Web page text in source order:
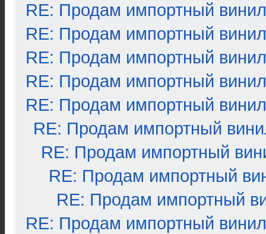
RE: Продам импортный винил
RE: Продам импортный винил
RE: Продам импортный винил
RE: Продам импортный винил
RE: Продам импортный винил
RE: Продам импортный
RE: Продам импортный
RE: Продам импортный
RE: Продам импортный
RE: Продам импортный винил